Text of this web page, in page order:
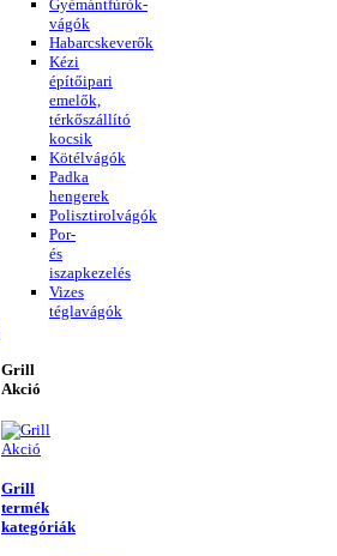
Gyémántfúrók-
vágók
Habarcskeverők
Kézi
építőipari
emelők,
térkőszállító
kocsik
Kötélvágók
Padka
hengerek
Polisztirolvágók
Por-
és
iszapkezelés
Vizes
téglavágók
Grill
Akció
Grill
termék
kategóriák